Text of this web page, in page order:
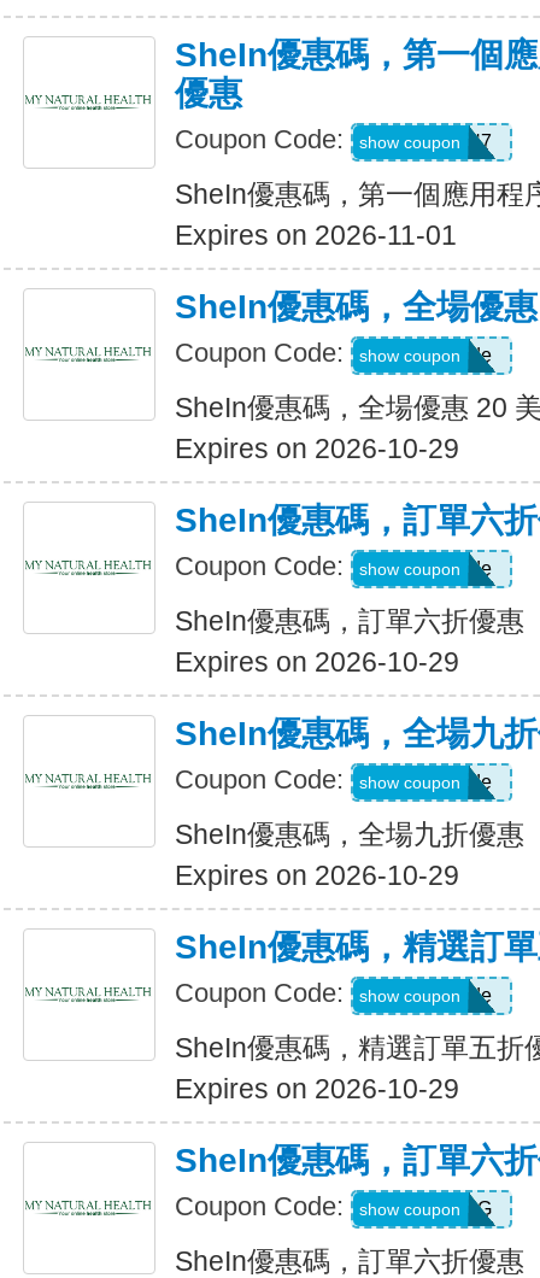
SheIn優惠碼，第一個
優惠
Coupon Code: QTEK4N7
show coupon
SheIn優惠碼，第一個應用程
Expires on 2026-11-01
SheIn優惠碼，全場優
Coupon Code: Show Code
show coupon
SheIn優惠碼，全場優惠 20
Expires on 2026-10-29
SheIn優惠碼，訂單六
Coupon Code: Show Code
show coupon
SheIn優惠碼，訂單六折優惠
Expires on 2026-10-29
SheIn優惠碼，全場九
Coupon Code: Show Code
show coupon
SheIn優惠碼，全場九折優惠
Expires on 2026-10-29
SheIn優惠碼，精選訂
Coupon Code: Show Code
show coupon
SheIn優惠碼，精選訂單五折
Expires on 2026-10-29
SheIn優惠碼，訂單六
Coupon Code: T5K539G
show coupon
SheIn優惠碼，訂單六折優惠